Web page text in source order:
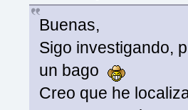
Buenas,
Sigo investigando,
un bago
Creo que he